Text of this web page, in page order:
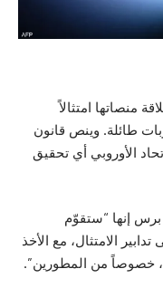
منصاتها امتثالاً
طائلة. وينص قانون
الأوروبي أي تحقيق
برس إنها “ستقوّم
الامتثال، مع الأخذ
خصوصاً من المطورين”.